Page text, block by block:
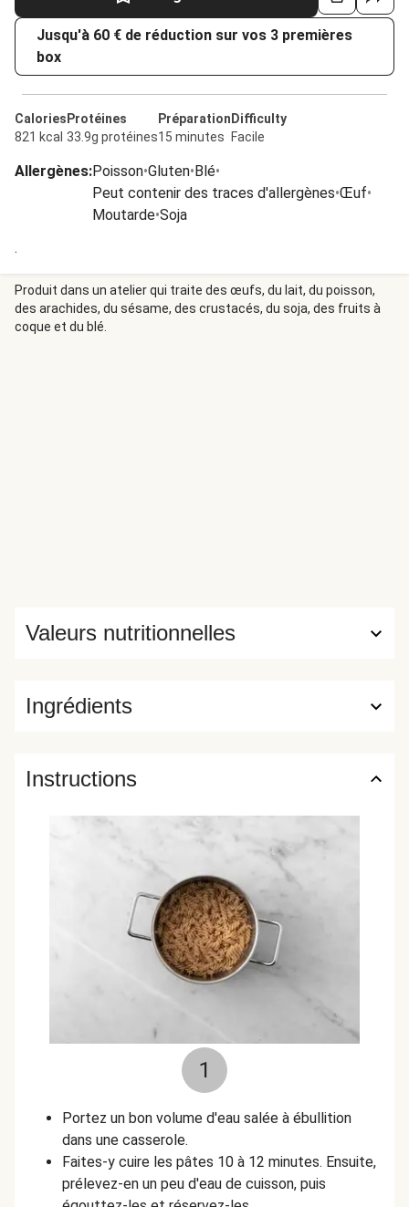
Jusqu'à 60 € de réduction sur vos 3 premières
box
Calories
821 kcal
Protéines
33.9g protéines
Préparation
15 minutes
Difficulty
Facile
Allergènes:Poisson•Gluten•Blé•
Peut contenir des traces d'allergènes•Œuf•
Moutarde•Soja
.
Produit dans un atelier qui traite des œufs, du lait, du poisson,
des arachides, du sésame, des crustacés, du soja, des fruits à
coque et du blé.
Ingrédients
Valeurs nutritionnelles
Instructions
1
Portez un bon volume d'eau salée à ébullition
dans une casserole.
Faites-y cuire les pâtes 10 à 12 minutes. Ensuite,
prélevez-en un peu d'eau de cuisson, puis